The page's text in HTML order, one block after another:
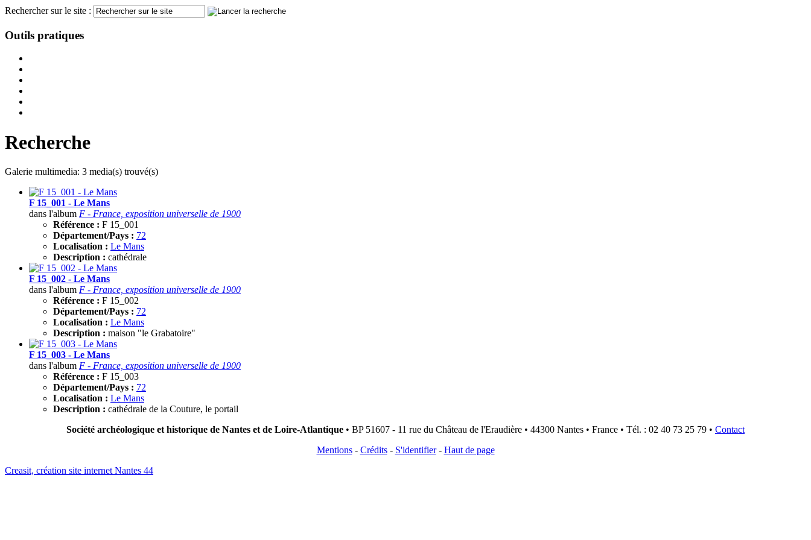
Rechercher sur le site :
Outils pratiques
Recherche
Galerie multimedia: 3 media(s) trouvé(s)
F 15_001 - Le Mans
dans l'album F - France, exposition universelle de 1900
Référence : F 15_001
Département/Pays : 72
Localisation : Le Mans
Description : cathédrale
F 15_002 - Le Mans
dans l'album F - France, exposition universelle de 1900
Référence : F 15_002
Département/Pays : 72
Localisation : Le Mans
Description : maison "le Grabatoire"
F 15_003 - Le Mans
dans l'album F - France, exposition universelle de 1900
Référence : F 15_003
Département/Pays : 72
Localisation : Le Mans
Description : cathédrale de la Couture, le portail
Société archéologique et historique de Nantes et de Loire-Atlantique • BP 51607 - 11 rue du Château de l'Eraudière • 44300 Nantes • France • Tél. : 02 40 73 25 79 • Contact
Mentions- Crédits- S'identifier- Haut de page
Creasit, création site internet Nantes 44